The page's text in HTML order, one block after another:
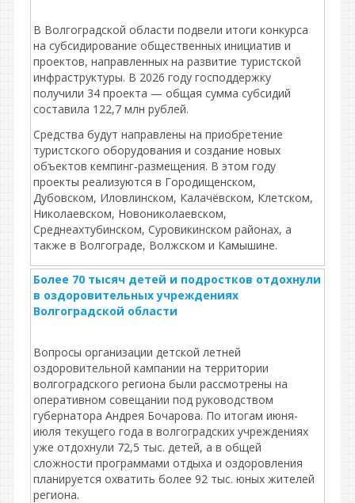
В Волгоградской области подвели итоги конкурса
на субсидирование общественных инициатив и
проектов, направленных на развитие туристской
инфраструктуры. В 2026 году господдержку
получили 34 проекта — общая сумма субсидий
составила 122,7 млн рублей.
Средства будут направлены на приобретение
туристского оборудования и создание новых
объектов кемпинг‑размещения. В этом году
проекты реализуются в Городищенском,
Дубовском, Иловлинском, Калачёвском, Клетском,
Николаевском, Новониколаевском,
Среднеахтубинском, Суровикинском районах, а
также в Волгограде, Волжском и Камышине.
Более 70 тысяч детей и подростков отдохнули
в оздоровительных учреждениях
Волгоградской области
Вопросы организации детской летней
оздоровительной кампании на территории
волгоградского региона были рассмотрены на
оперативном совещании под руководством
губернатора Андрея Бочарова. По итогам июня-
июля текущего года в волгоградских учреждениях
уже отдохнули 72,5 тыс. детей, а в общей
сложности программами отдыха и оздоровления
планируется охватить более 92 тыс. юных жителей
региона.